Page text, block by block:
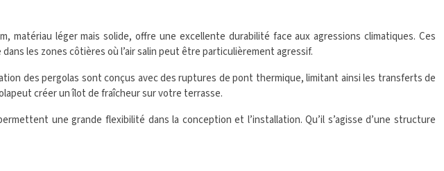
matériau léger mais solide, offre une excellente durabilité face aux agressions climatiques. Ces
les zones côtières où l’air salin peut être particulièrement agressif.
des pergolas sont conçus avec des ruptures de pont thermique, limitant ainsi les transferts de
créer un îlot de fraîcheur sur votre terrasse.
une grande flexibilité dans la conception et l’installation. Qu’il s’agisse d’une structure